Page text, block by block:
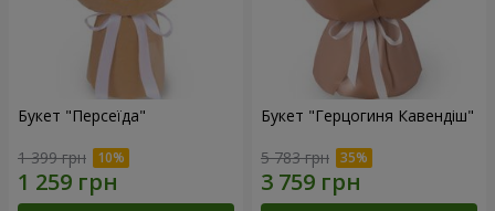
Букет "Персеїда"
1 399 грн
Букет "Герцогиня Кавендіш"
5 783 грн